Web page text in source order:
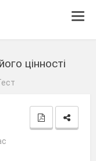
цінності